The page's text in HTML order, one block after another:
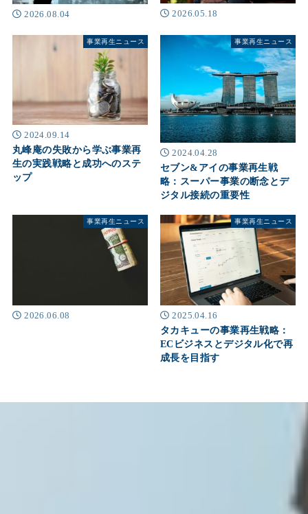
2026.08.04 2026.05.18
事業再生ニュース
2024.09.14
丸峰庵の失敗から学ぶ事業再
生の実践戦略と成功へのステ
ップ
事業再生ニュース
2024.04.28
セブン&アイの事業再生戦
略：スーパー事業の断念とデ
ジタル接続の重要性
事業再生ニュース
2026.06.08
事業再生ニュース
2025.04.16
タカキューの事業再生戦略：
ECビジネスとデジタル化で再
成長を目指す